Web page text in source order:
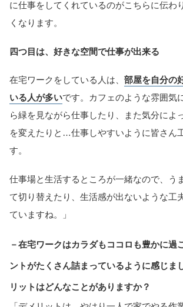
に仕事をしてくれているのがこちらに伝わ
くなります。
四つ目は、好きな空間で仕事が出来る
在宅ワークをしている人は、 部屋を自分の
いる人が多いです。カフェのような雰囲気
ら緑を見ながら仕事したり、また気分によ
を変えたりと…仕事しやすいように皆さん
す。
仕事場と生活するところが一緒なので、う
て切り替えたり、生活感が出ないような工
ていますね。」
－在宅ワークはカラダもココロも豊かに過
ントがたくさん詰まっているように感じま
リットはどんなことがありますか？